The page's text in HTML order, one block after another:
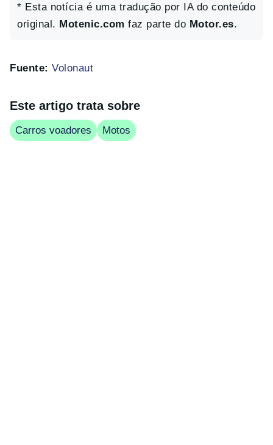
* Esta notícia é uma tradução por IA do conteúdo
original. Motenic.com faz parte do Motor.es.
Fuente: Volonaut
Este artigo trata sobre
Carros voadores Motos